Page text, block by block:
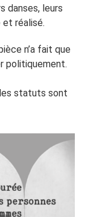
danses, leurs
réalisé.
n’a fait que
politiquement.
statuts sont